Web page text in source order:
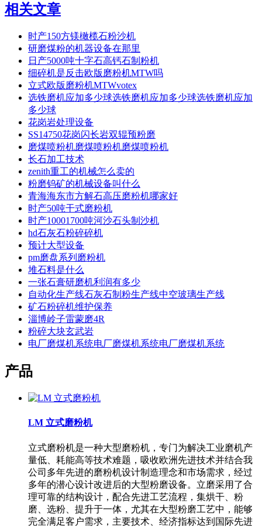
相关文章
时产150方镁橄榄石粉沙机
研磨煤粉的机器设备在那里
日产5000吨十字石高钙石制粉机
细碎机是反击欧版磨粉机MTW吗
立式欧版磨粉机MTWvotex
选铁磨机应加多少球选铁磨机应加多少球选铁磨机应加
多少球
花岗岩处理设备
SS14750花岗闪长岩双辊预粉磨
磨煤喷粉机磨煤喷粉机磨煤喷粉机
长石加工技术
zenith重工的机械怎么卖的
粉磨钨矿的机械设备叫什么
青海海东市方解石高压磨粉机哪家好
时产50吨干式磨粉机
时产10001700吨河沙石头制沙机
hd石灰石粉碎碎机
预计大型设备
pm磨盘系列磨粉机
堆石料是什么
一张石膏研磨机利润有多少
自动化生产线石灰石制粉生产线中空玻璃生产线
矿石粉碎机维护保养
淄博岭子雷蒙磨4R
粉碎大块玄武岩
电厂磨煤机系统电厂磨煤机系统电厂磨煤机系统
产品
LM 立式磨粉机
立式磨粉机是一种大型磨粉机，专门为解决工业磨机产
量低、耗能高等技术难题，吸收欧洲先进技术并结合我
公司多年先进的磨粉机设计制造理念和市场需求，经过
多年的潜心设计改进后的大型粉磨设备。立磨采用了合
理可靠的结构设计，配合先进工艺流程，集烘干、粉
磨、选粉、提升于一体，尤其在大型粉磨工艺中，能够
完全满足客户需求，主要技术、经济指标达到国际先进